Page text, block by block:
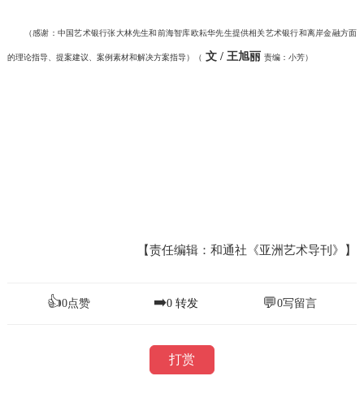
（感谢：中国艺术银行张大林先生和前海智库欧耘华先生提供相关艺术银行和离岸金融方面
的理论指导、提案建议、案例素材和解决方案指导）（ 文 / 王旭丽 责编：小芳）
【责任编辑：和通社《亚洲艺术导刊》】
👍0点赞 ➡️0 转发 💬0写留言
打赏